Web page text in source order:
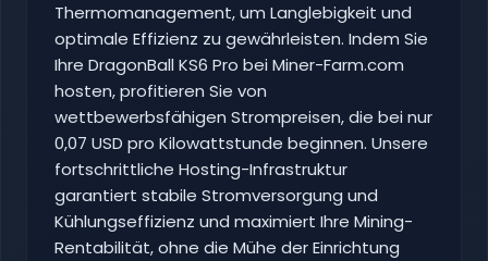
Thermomanagement, um Langlebigkeit und
optimale Effizienz zu gewährleisten. Indem Sie
Ihre DragonBall KS6 Pro bei Miner-Farm.com
hosten, profitieren Sie von
wettbewerbsfähigen Strompreisen, die bei nur
0,07 USD pro Kilowattstunde beginnen. Unsere
fortschrittliche Hosting-Infrastruktur
garantiert stabile Stromversorgung und
Kühlungseffizienz und maximiert Ihre Mining-
Rentabilität, ohne die Mühe der Einrichtung